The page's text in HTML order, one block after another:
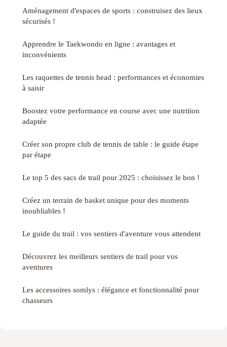
Aménagement d'espaces de sports : construisez des lieux
sécurisés !
Apprendre le Taekwondo en ligne : avantages et
inconvénients
Les raquettes de tennis head : performances et économies
à saisir
Boostez votre performance en course avec une nutrition
adaptée
Créer son propre club de tennis de table : le guide étape
par étape
Le top 5 des sacs de trail pour 2025 : choisissez le bon !
Créez un terrain de basket unique pour des moments
inoubliables !
Le guide du trail : vos sentiers d'aventure vous attendent
Découvrez les meilleurs sentiers de trail pour vos
aventures
Les accessoires somlys : élégance et fonctionnalité pour
chasseurs